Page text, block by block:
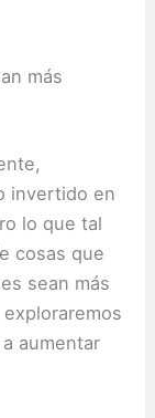
más
invertido en
lo que tal
cosas que
sean más
aumentar